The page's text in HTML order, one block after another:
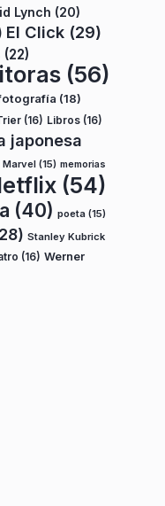
Lynch (20)
El Click (29)
(22)
(56)
(18)
(16) Libros (16)
japonesa
Marvel (15) memorias
(54)
(40) poeta (15)
Stanley Kubrick
(16) Werner